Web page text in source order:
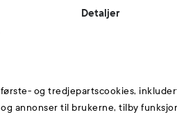
Detaljer
og tredjepartscookies,
annonser til brukerne, tilby
Edwards Fragrances of the World